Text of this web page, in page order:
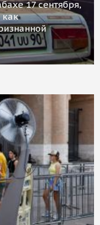
17 сентября,
как